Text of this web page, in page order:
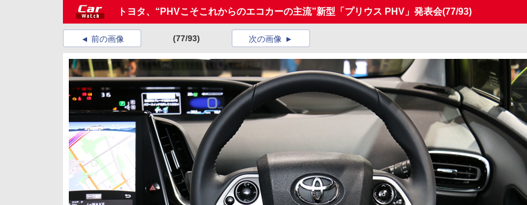
トヨタ、“PHVこそこれからのエコカーの主流”新型「プリウス PHV」発表会(77/93)
前の画像 (77/93) 次の画像